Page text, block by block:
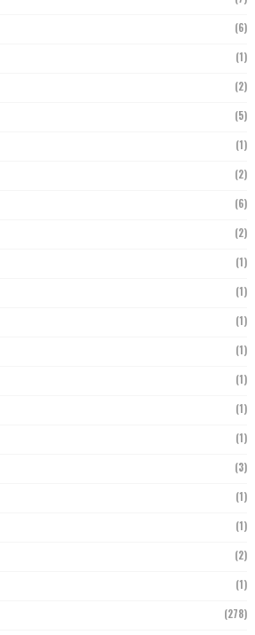
(6)
(1)
(2)
(5)
(1)
(2)
(6)
(2)
(1)
(1)
(1)
(1)
(1)
(1)
(1)
(3)
(1)
(1)
(2)
(1)
(278)